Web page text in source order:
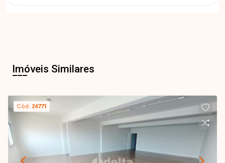
Imóveis Similares
Cód. 24771